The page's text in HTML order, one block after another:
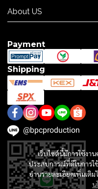
เว็บไซต์นี้มีการใช้งา
ประสบการณ์ที่ดีในการใ
อ่านรายละเอียดเพิ่มเติม
น
About US
Payment
Shipping
@bpcproduction